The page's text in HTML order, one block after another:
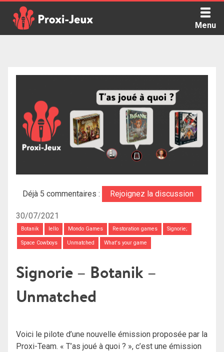
content
Menu
Déjà 5 commentaires : Rejoignez la discussion
30/07/2021
Botanik Iello Mondo Games Restoration games Signorie;
Space Cowboys Unmatched What's your game
Signorie – Botanik –
Unmatched
Voici le pilote d’une nouvelle émission proposée par la
Proxi-Team. « T’as joué à quoi ? », c’est une émission